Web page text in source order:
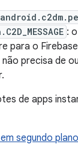
:
para o
não precisa de
de apps
segundo plano